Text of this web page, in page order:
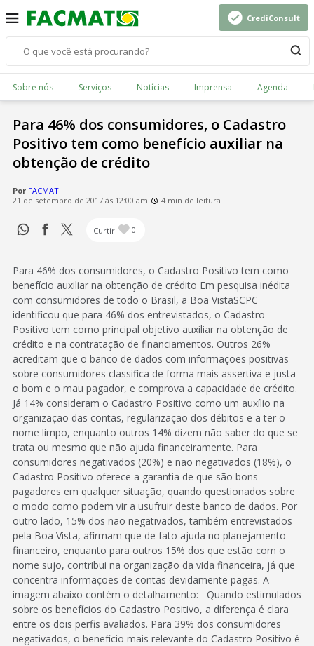
CrediConsult
Sobre nós Serviços Notícias Imprensa Agenda
Para 46% dos consumidores, o Cadastro
Positivo tem como benefício auxiliar na
obtenção de crédito
Por FACMAT
21 de setembro de 2017 às 12:00 am
4 min de leitura
Curtir 0
Para 46% dos consumidores, o Cadastro Positivo tem como
benefício auxiliar na obtenção de crédito Em pesquisa inédita
com consumidores de todo o Brasil, a Boa VistaSCPC
identificou que para 46% dos entrevistados, o Cadastro
Positivo tem como principal objetivo auxiliar na obtenção de
crédito e na contratação de financiamentos. Outros 26%
acreditam que o banco de dados com informações positivas
sobre consumidores classifica de forma mais assertiva e justa
o bom e o mau pagador, e comprova a capacidade de crédito.
Já 14% consideram o Cadastro Positivo como um auxílio na
organização das contas, regularização dos débitos e a ter o
nome limpo, enquanto outros 14% dizem não saber do que se
trata ou mesmo que não ajuda financeiramente. Para
consumidores negativados (20%) e não negativados (18%), o
Cadastro Positivo oferece a garantia de que são bons
pagadores em qualquer situação, quando questionados sobre
o modo como podem vir a usufruir deste banco de dados. Por
outro lado, 15% dos não negativados, também entrevistados
pela Boa Vista, afirmam que de fato ajuda no planejamento
financeiro, enquanto para outros 15% dos que estão com o
nome sujo, contribui na organização da vida financeira, já que
concentra informações de contas devidamente pagas. A
imagem abaixo contém o detalhamento: Quando estimulados
sobre os benefícios do Cadastro Positivo, a diferença é clara
entre os dois perfis avaliados. Para 39% dos consumidores
negativados, o benefício mais relevante do Cadastro Positivo é